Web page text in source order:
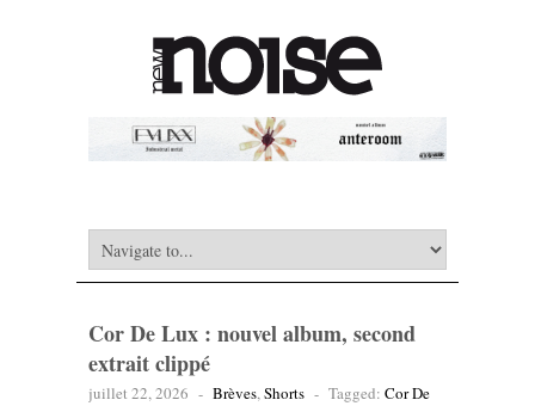
Cor De Lux : nouvel album, second
extrait clippé
juillet 22, 2026 - Brèves,Shorts - Tagged: Cor De